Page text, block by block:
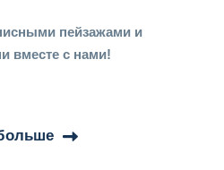
пейзажами и
вместе с нами!